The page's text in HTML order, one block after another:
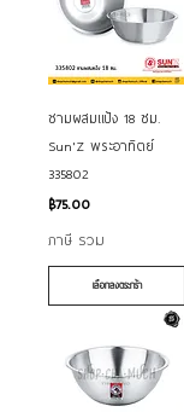
ชามผสมแป้ง 18 ซม.
Sun'Z พระอาทิตย์
335802
ราคา
฿75.00
ภาษี รวม
เลือกลงตระกร้า